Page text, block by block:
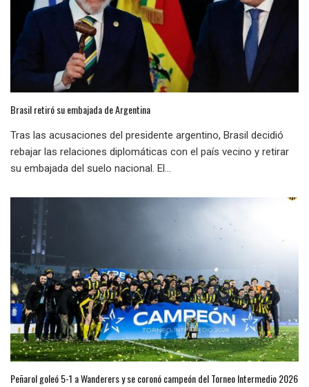
Brasil retiró su embajada de Argentina
Tras las acusaciones del presidente argentino, Brasil decidió
rebajar las relaciones diplomáticas con el país vecino y retirar
su embajada del suelo nacional. El...
Peñarol goleó 5-1 a Wanderers y se coronó campeón del Torneo Intermedio 2026